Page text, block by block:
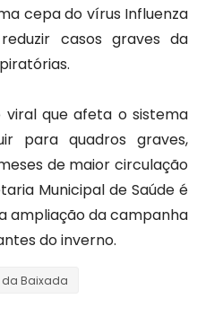
cepa do vírus Influenza
casos graves da
viral que afeta o sistema
para quadros graves,
de maior circulação
Municipal de Saúde é
ampliação da campanha
do inverno.
da Baixada